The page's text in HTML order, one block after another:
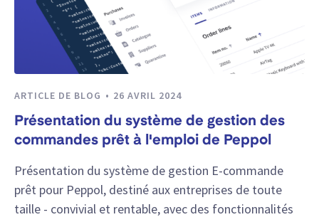
ARTICLE DE BLOG 26 AVRIL 2024
Présentation du système de gestion des
commandes prêt à l'emploi de Peppol
Présentation du système de gestion E-commande
prêt pour Peppol, destiné aux entreprises de toute
taille - convivial et rentable, avec des fonctionnalités